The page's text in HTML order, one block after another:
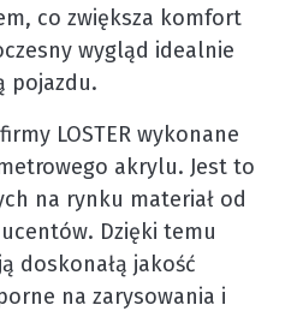
co zwiększa komfort
wygląd idealnie
pojazdu.
LOSTER wykonane
akrylu. Jest to
na rynku materiał od
Dzięki temu
doskonałą jakość
na zarysowania i